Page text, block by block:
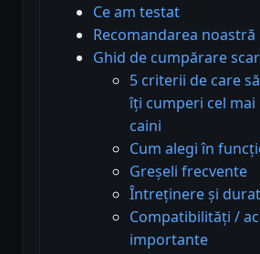
Ce am testat
Recomandarea noastră
Ghid de cumpărare
5 criterii de care
îți cumperi cel mai
caini
Cum alegi în
Greșeli frecvente
Întreținere și
Compatibilități /
importante